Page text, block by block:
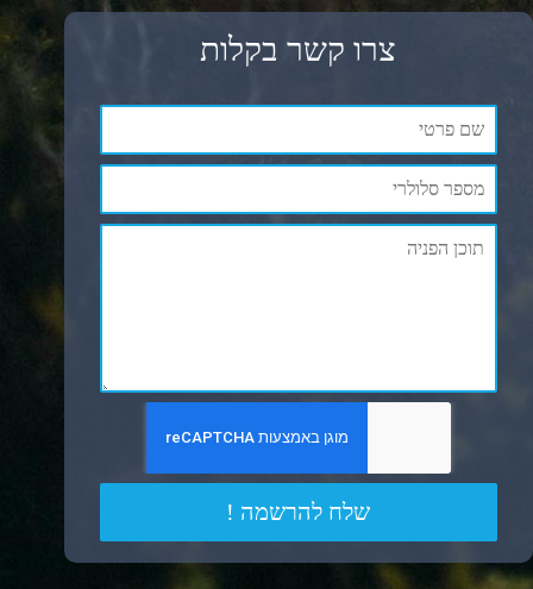
צרו קשר בקלות
שלח להרשמה !